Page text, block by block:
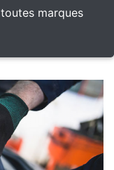
marques